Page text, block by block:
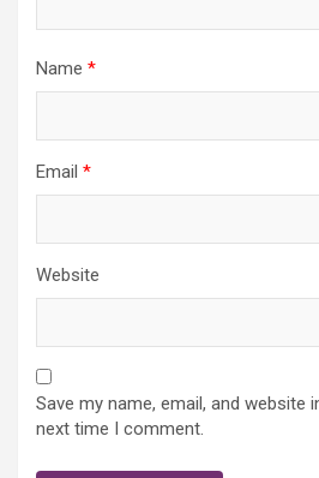
Name *
Email *
Website
Save my name, email, and website
next time I comment.